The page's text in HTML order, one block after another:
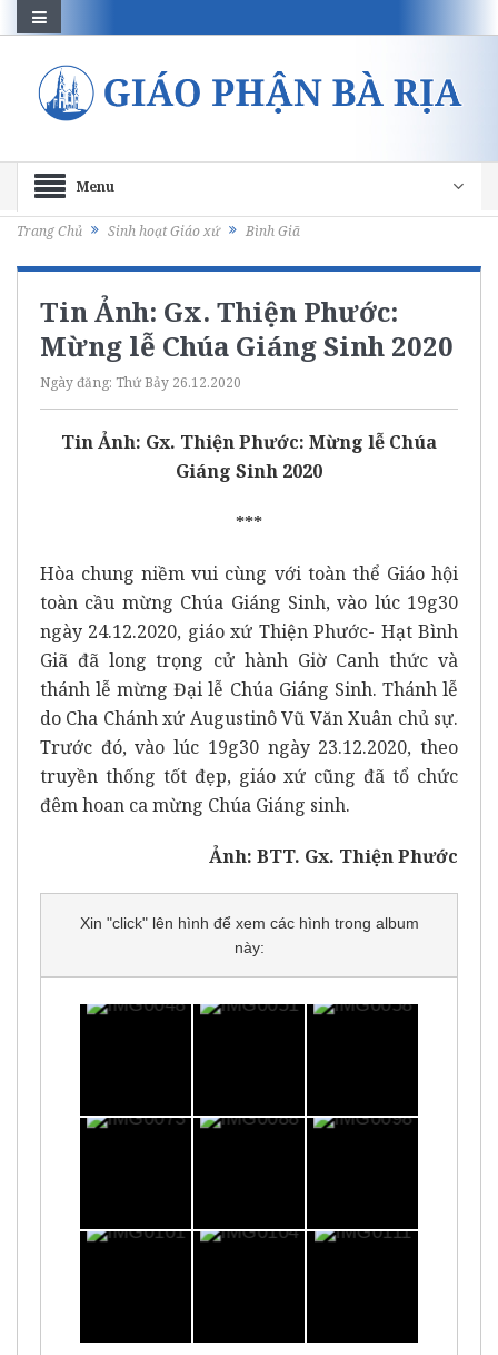
Menu
Trang Chủ Sinh hoạt Giáo xứ Bình Giã
Tin Ảnh: Gx. Thiện Phước:
Mừng lễ Chúa Giáng Sinh 2020
Ngày đăng: Thứ Bảy 26.12.2020
Tin Ảnh: Gx. Thiện Phước: Mừng lễ Chúa
Giáng Sinh 2020
***
Hòa chung niềm vui cùng với toàn thể Giáo hội
toàn cầu mừng Chúa Giáng Sinh, vào lúc 19g30
ngày 24.12.2020, giáo xứ Thiện Phước- Hạt Bình
Giã đã long trọng cử hành Giờ Canh thức và
thánh lễ mừng Đại lễ Chúa Giáng Sinh. Thánh lễ
do Cha Chánh xứ Augustinô Vũ Văn Xuân chủ sự.
Trước đó, vào lúc 19g30 ngày 23.12.2020, theo
truyền thống tốt đẹp, giáo xứ cũng đã tổ chức
đêm hoan ca mừng Chúa Giáng sinh.
Ảnh: BTT. Gx. Thiện Phước
Xin "click" lên hình để xem các hình trong album
này: